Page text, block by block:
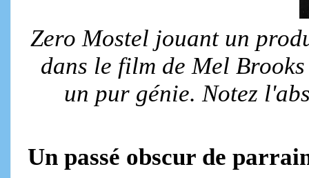
Zero Mostel jouant un
dans le film de Mel
un pur génie. Notez
Un passé obscur de